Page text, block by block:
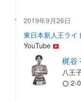
2019年9月26日
東日本新人王ライ
YouTube
梶谷
八王
2-